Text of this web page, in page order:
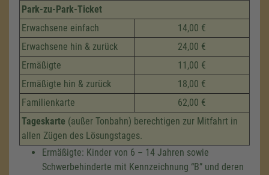
Park-zu-Park-Ticket
Erwachsene einfach
14,00 €
Erwachsene hin & zurück
24,00 €
Ermäßigte
11,00 €
Ermäßigte hin & zurück
18,00 €
Familienkarte
62,00 €
Tageskarte (außer Tonbahn) berechtigen zur Mitfahrt in
allen Zügen des Lösungstages.
Ermäßigte: Kinder von 6 – 14 Jahren sowie
Schwerbehinderte mit Kennzeichnung B und deren